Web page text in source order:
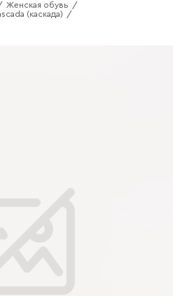
Женская обувь /
(каскада) /